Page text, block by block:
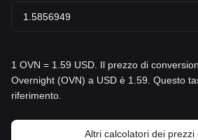
1 OVN = 1.59 USD. Il prezzo di
Overnight (OVN) a USD è 1.59. Questo
riferimento.
Altri calcolatori dei prezzi